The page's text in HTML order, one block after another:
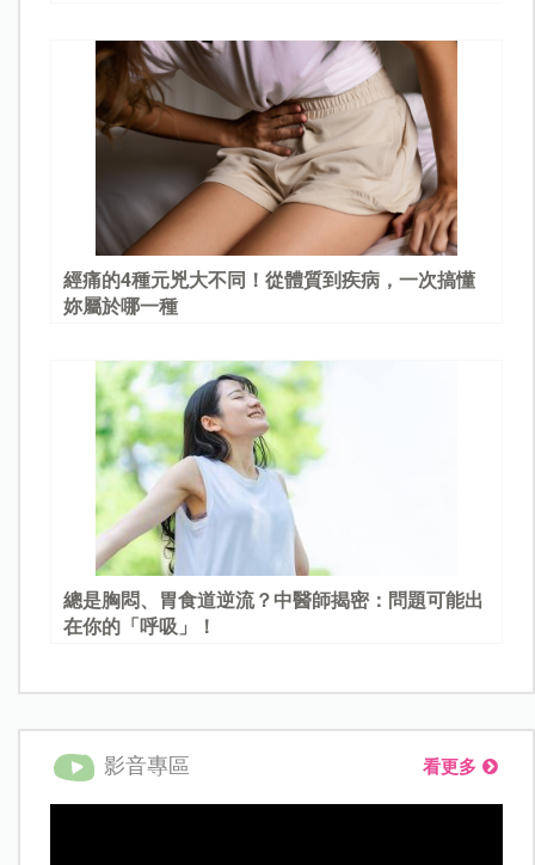
經痛的4種元兇大不同！從體質到疾病，一次搞懂
妳屬於哪一種
總是胸悶、胃食道逆流？中醫師揭密：問題可能出
在你的「呼吸」！
影音專區 看更多